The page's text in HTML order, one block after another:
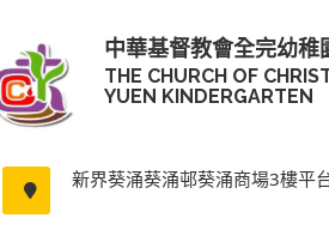
中華基督教會全完幼稚
THE CHURCH OF
YUEN KINDERGARTEN
新界葵涌葵涌邨葵涌商場3樓平